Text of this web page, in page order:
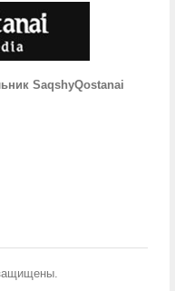
SaqshyQostanai